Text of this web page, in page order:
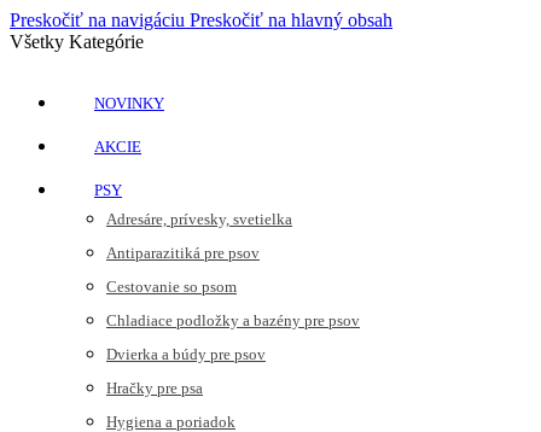
Preskočiť na navigáciu Preskočiť na hlavný obsah
Všetky Kategórie
NOVINKY
AKCIE
PSY
Adresáre, prívesky, svetielka
Antiparazitiká pre psov
Cestovanie so psom
Chladiace podložky a bazény pre psov
Dvierka a búdy pre psov
Hračky pre psa
Hygiena a poriadok